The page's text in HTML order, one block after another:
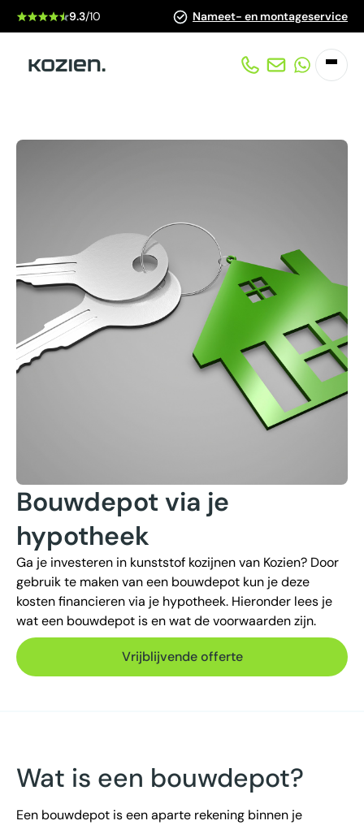
9.3/10 Nameet- en montageservice
Bouwdepot via je
hypotheek
Ga je investeren in kunststof kozijnen van Kozien? Door
gebruik te maken van een bouwdepot kun je deze
kosten financieren via je hypotheek. Hieronder lees je
wat een bouwdepot is en wat de voorwaarden zijn.
Vrijblijvende offerte
Wat is een bouwdepot?
Een bouwdepot is een aparte rekening binnen je